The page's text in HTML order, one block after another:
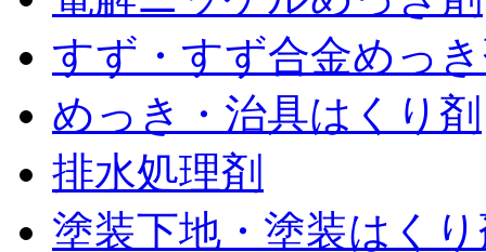
すず・すず合金めっ
めっき・治具はくり剤
排水処理剤
塗装下地・塗装はく